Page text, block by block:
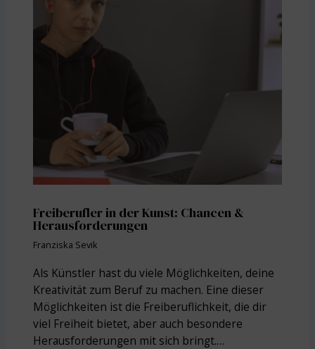
Freiberufler in der Kunst: Chancen &
Herausforderungen
Franziska Sevik
Als Künstler hast du viele Möglichkeiten, deine
Kreativität zum Beruf zu machen. Eine dieser
Möglichkeiten ist die Freiberuflichkeit, die dir
viel Freiheit bietet, aber auch besondere
Herausforderungen mit sich bringt.…